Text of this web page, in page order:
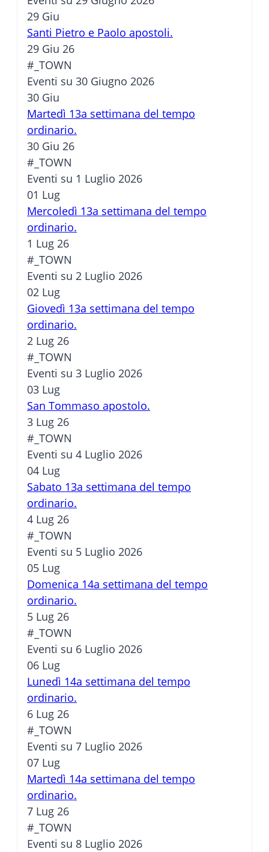
29 Giu
Santi Pietro e Paolo apostoli.
29 Giu 26
#_TOWN
Eventi su 30 Giugno 2026
30 Giu
Martedì 13a settimana del tempo
ordinario.
30 Giu 26
#_TOWN
Eventi su 1 Luglio 2026
01 Lug
Mercoledì 13a settimana del tempo
ordinario.
1 Lug 26
#_TOWN
Eventi su 2 Luglio 2026
02 Lug
Giovedì 13a settimana del tempo
ordinario.
2 Lug 26
#_TOWN
Eventi su 3 Luglio 2026
03 Lug
San Tommaso apostolo.
3 Lug 26
#_TOWN
Eventi su 4 Luglio 2026
04 Lug
Sabato 13a settimana del tempo
ordinario.
4 Lug 26
#_TOWN
Eventi su 5 Luglio 2026
05 Lug
Domenica 14a settimana del tempo
ordinario.
5 Lug 26
#_TOWN
Eventi su 6 Luglio 2026
06 Lug
Lunedì 14a settimana del tempo
ordinario.
6 Lug 26
#_TOWN
Eventi su 7 Luglio 2026
07 Lug
Martedì 14a settimana del tempo
ordinario.
7 Lug 26
#_TOWN
Eventi su 8 Luglio 2026